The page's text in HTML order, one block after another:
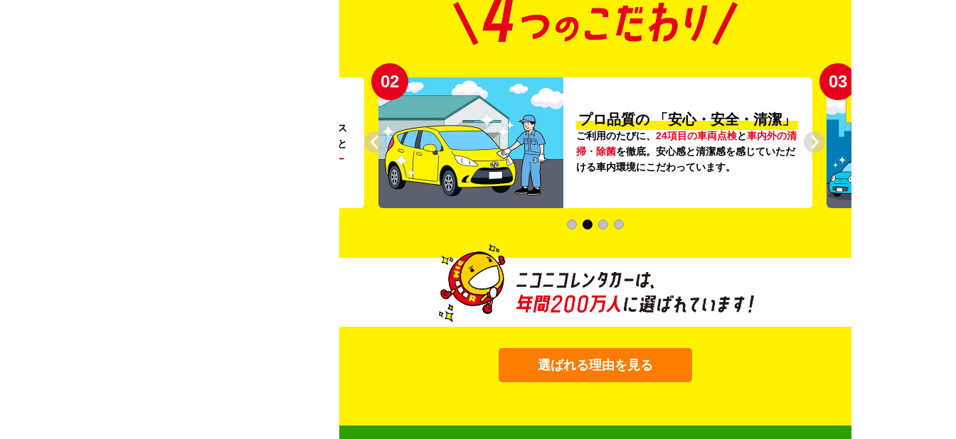
。ガソリンス
タンドや整備工場の既存インフラを活用すること
リー
02
プロ品質の 「安心・安全・清潔」
ご利用のたびに、 24項目の車両点検と車内外の清
掃・除菌を徹底。安心感と清潔感を感じていただ
ける車内環境にこだわっています。
03
選ばれる理由を見る